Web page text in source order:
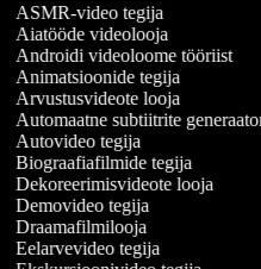
ASMR-video tegija
Aiatööde videolooja
Androidi videoloome tööriist
Animatsioonide tegija
Arvustusvideote looja
Automaatne subtiitrite generaator
Autovideo tegija
Biograafiafilmide tegija
Dekoreerimisvideote looja
Demovideo tegija
Draamafilmilooja
Eelarvevideo tegija